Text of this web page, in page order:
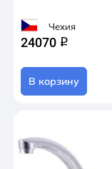
Чехия
24070 q
В корзину